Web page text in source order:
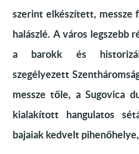
szerint elkészített, messze
halászlé. A város legszebb
a barokk és
szegélyezett
messze tőle, a Sugovica
kialakított hangulatos
bajaiak kedvelt